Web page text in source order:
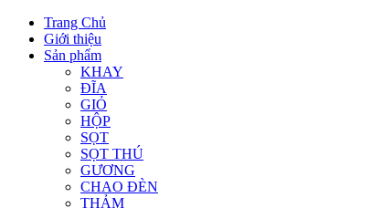
Trang Chủ
Giới thiệu
Sản phẩm
KHAY
ĐĨA
GIỎ
HỘP
SỌT
SỌT THÚ
GƯƠNG
CHAO ĐÈN
THẢM